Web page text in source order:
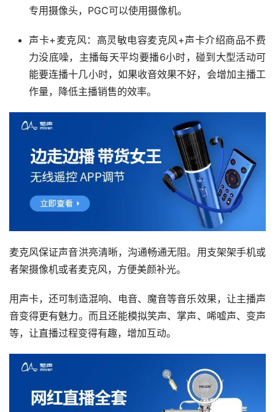
专用摄像头，PGC可以使用摄像机。
声卡+麦克风：高灵敏电容麦克风+声卡介绍商品不费
力没底噪，主播每天平均要播6小时，碰到大型活动可
能要连播十几小时，如果收音效果不好，会增加主播工
作量，降低主播销售的效率。
麦克风保证声音洪亮清晰，沟通畅通无阻。用支架架手机或
者架摄像机或者麦克风，方便美颜补光。
用声卡，还可制造混响、电音、魔音等音乐效果，让主播声
音变得更有魅力。而且还能模拟笑声、掌声、唏嘘声、变声
等，让直播过程变得有趣，增加互动。